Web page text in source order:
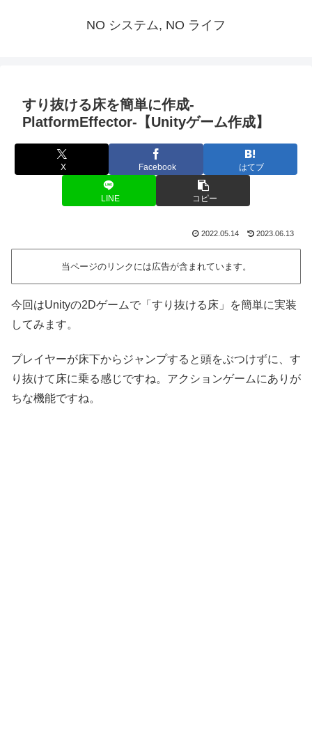
NO システム, NO ライフ
すり抜ける床を簡単に作成-
PlatformEffector-【Unityゲーム作成】
X Facebook はてブ
LINE コピー
2022.05.14 2023.06.13
当ページのリンクには広告が含まれています。
今回はUnityの2Dゲームで「すり抜ける床」を簡単に実装
してみます。
プレイヤーが床下からジャンプすると頭をぶつけずに、す
り抜けて床に乗る感じですね。アクションゲームにありが
ちな機能ですね。